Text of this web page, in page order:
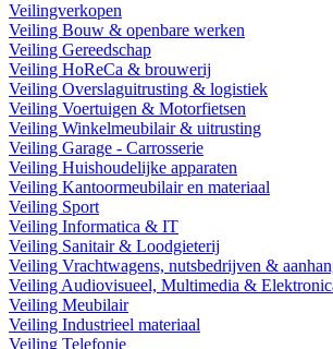
Veilingverkopen
Veiling Bouw & openbare werken
Veiling Gereedschap
Veiling HoReCa & brouwerij
Veiling Overslaguitrusting & logistiek
Veiling Voertuigen & Motorfietsen
Veiling Winkelmeubilair & uitrusting
Veiling Garage - Carrosserie
Veiling Huishoudelijke apparaten
Veiling Kantoormeubilair en materiaal
Veiling Sport
Veiling Informatica & IT
Veiling Sanitair & Loodgieterij
Veiling Vrachtwagens, nutsbedrijven &
Veiling Audiovisueel, Multimedia &
Veiling Meubilair
Veiling Industrieel materiaal
Veiling Telefonie